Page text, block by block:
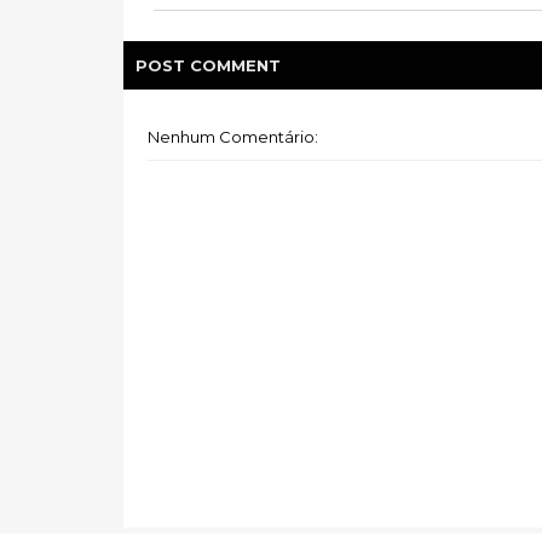
POST COMMENT
Nenhum Comentário: